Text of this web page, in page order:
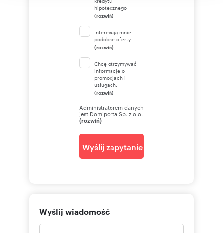
hipotecznego
(rozwiń)
Interesują mnie
podobne oferty
(rozwiń)
Chcę otrzymywać
informacje o
promocjach i
usługach.
(rozwiń)
Administratorem danych
jest Domiporta Sp. z o.o.
(rozwiń)
Wyślij zapytanie
Wyślij wiadomość